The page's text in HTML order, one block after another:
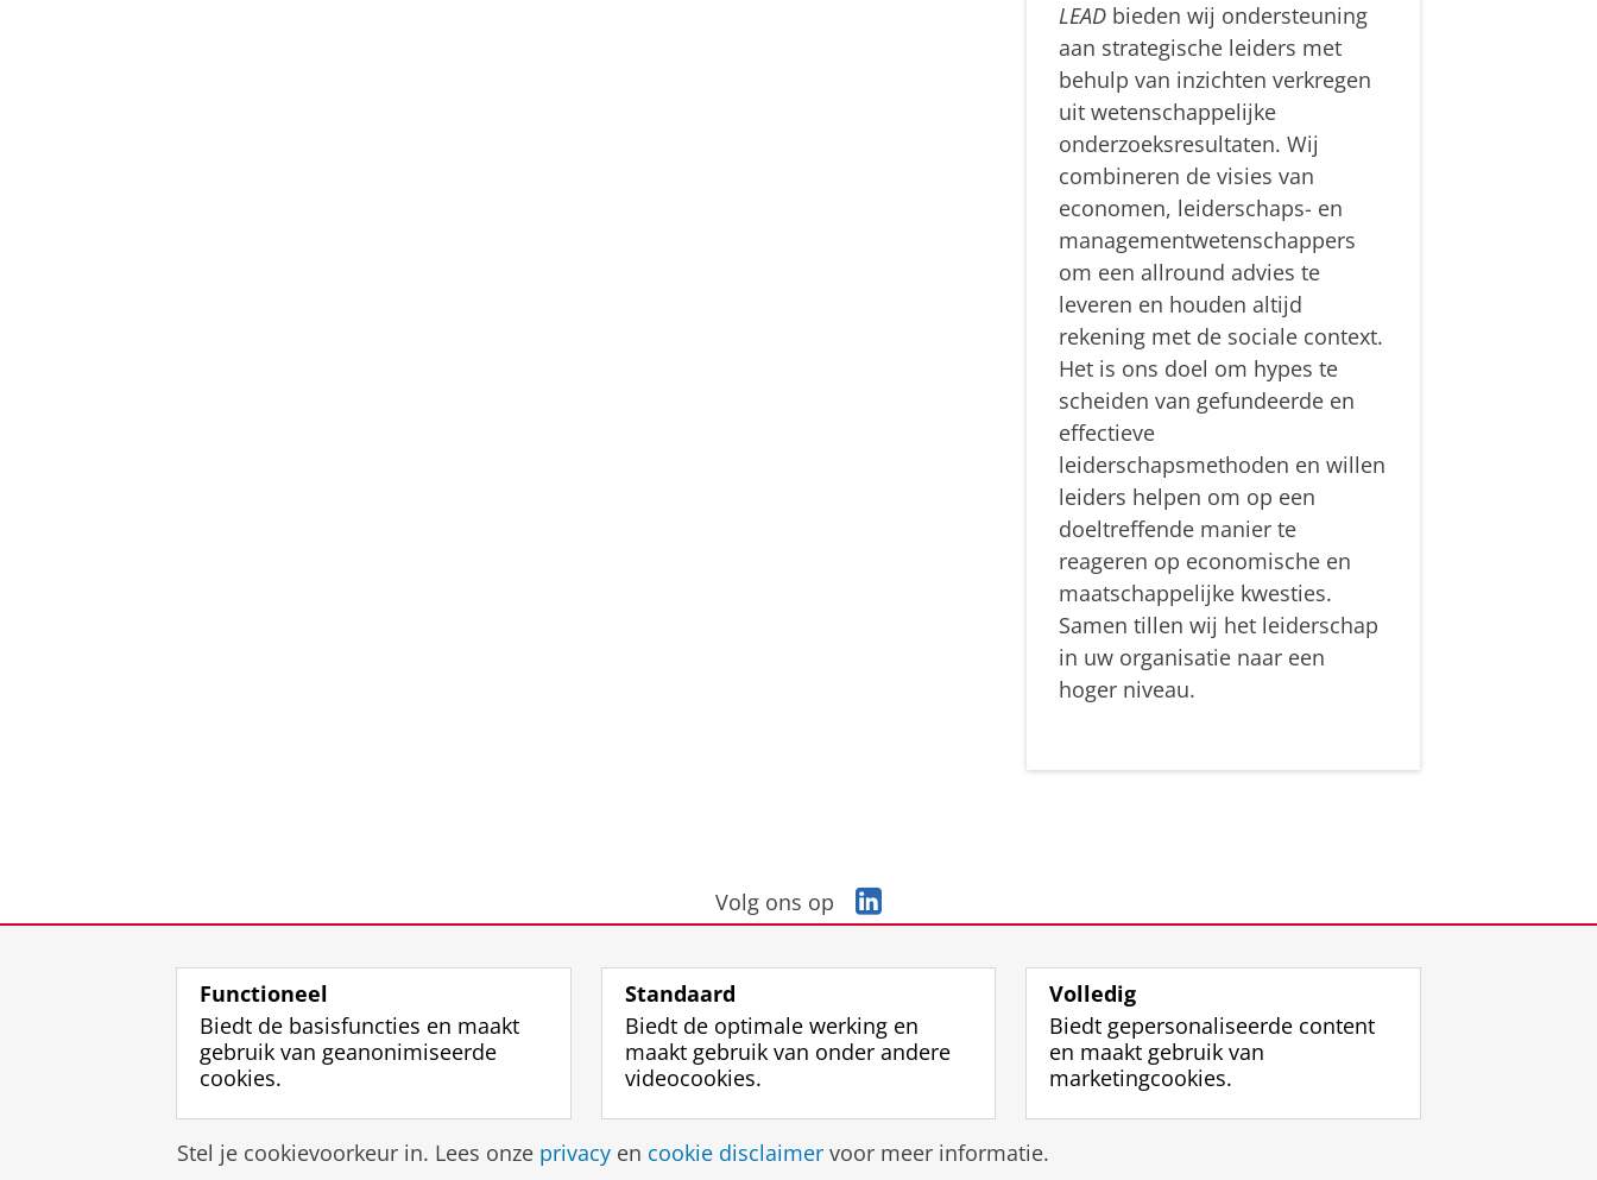
LEAD bieden wij ondersteuning
aan strategische leiders met
behulp van inzichten verkregen
uit wetenschappelijke
onderzoeksresultaten. Wij
combineren de visies van
economen, leiderschaps- en
managementwetenschappers
om een allround advies te
leveren en houden altijd
rekening met de sociale context.
Het is ons doel om hypes te
scheiden van gefundeerde en
effectieve
leiderschapsmethoden en willen
leiders helpen om op een
doeltreffende manier te
reageren op economische en
maatschappelijke kwesties.
Samen tillen wij het leiderschap
in uw organisatie naar een
hoger niveau.
Volg ons op
i
d
I
a
Disclaimer & Copyright Privacy Cookies Inloggen
Functioneel
Biedt de basisfuncties en maakt
gebruik van geanonimiseerde
cookies.
Standaard
Biedt de optimale werking en
maakt gebruik van onder andere
videocookies.
Volledig
Biedt gepersonaliseerde content
en maakt gebruik van
marketingcookies.
Stel je cookievoorkeur in. Lees onze privacy en cookie disclaimer voor meer informatie.